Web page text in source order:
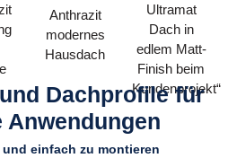
Dachprofile für
einfach zu montieren